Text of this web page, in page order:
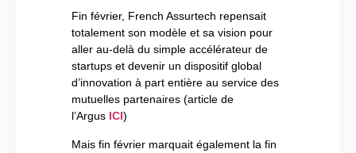
Fin février, French Assurtech repensait
totalement son modèle et sa vision pour
aller au-delà du simple accélérateur de
startups et devenir un dispositif global
d’innovation à part entière au service des
mutuelles partenaires (article de
l’Argus ICI)
Mais fin février marquait également la fin